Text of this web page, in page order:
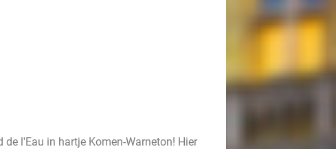
l'Eau in hartje Komen-Warneton! Hier